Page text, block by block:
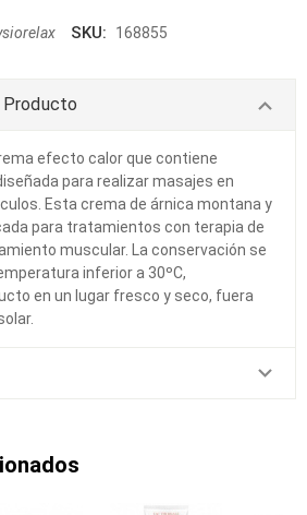
SKU: 168855
efecto calor que contiene
para realizar masajes en
Esta crema de árnica montana y
para tratamientos con terapia de
muscular. La conservación se
inferior a 30ºC,
en un lugar fresco y seco, fuera